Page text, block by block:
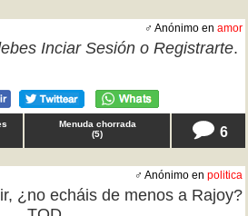
♂ Anónimo en amor
Inciar Sesión o Registrarte.
Menuda chorrada
(5) 6
♂ Anónimo en politica
¿no echáis de menos a Rajoy?